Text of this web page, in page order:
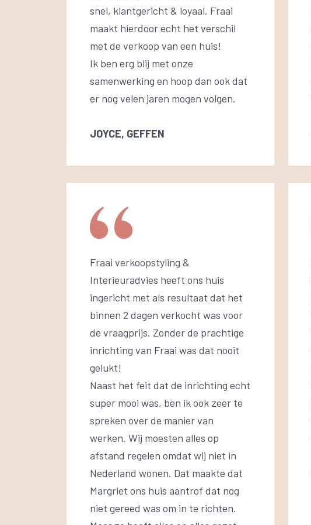
snel, klantgericht & loyaal. Fraai
maakt hierdoor echt het verschil
met de verkoop van een huis!
Ik ben erg blij met onze
samenwerking en hoop dan ook dat
er nog velen jaren mogen volgen.
JOYCE, GEFFEN
Fraai verkoopstyling &
Interieuradvies heeft ons huis
ingericht met als resultaat dat het
binnen 2 dagen verkocht was voor
de vraagprijs. Zonder de prachtige
inrichting van Fraai was dat nooit
gelukt!
Naast het feit dat de inrichting echt
super mooi was, ben ik ook zeer te
spreken over de manier van
werken. Wij moesten alles op
afstand regelen omdat wij niet in
Nederland wonen. Dat maakte dat
Margriet ons huis aantrof dat nog
niet gereed was om in te richten.